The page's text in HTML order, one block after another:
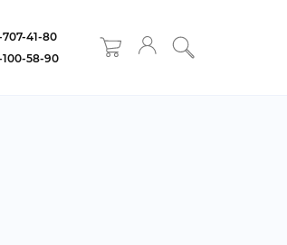
41-80
58-90